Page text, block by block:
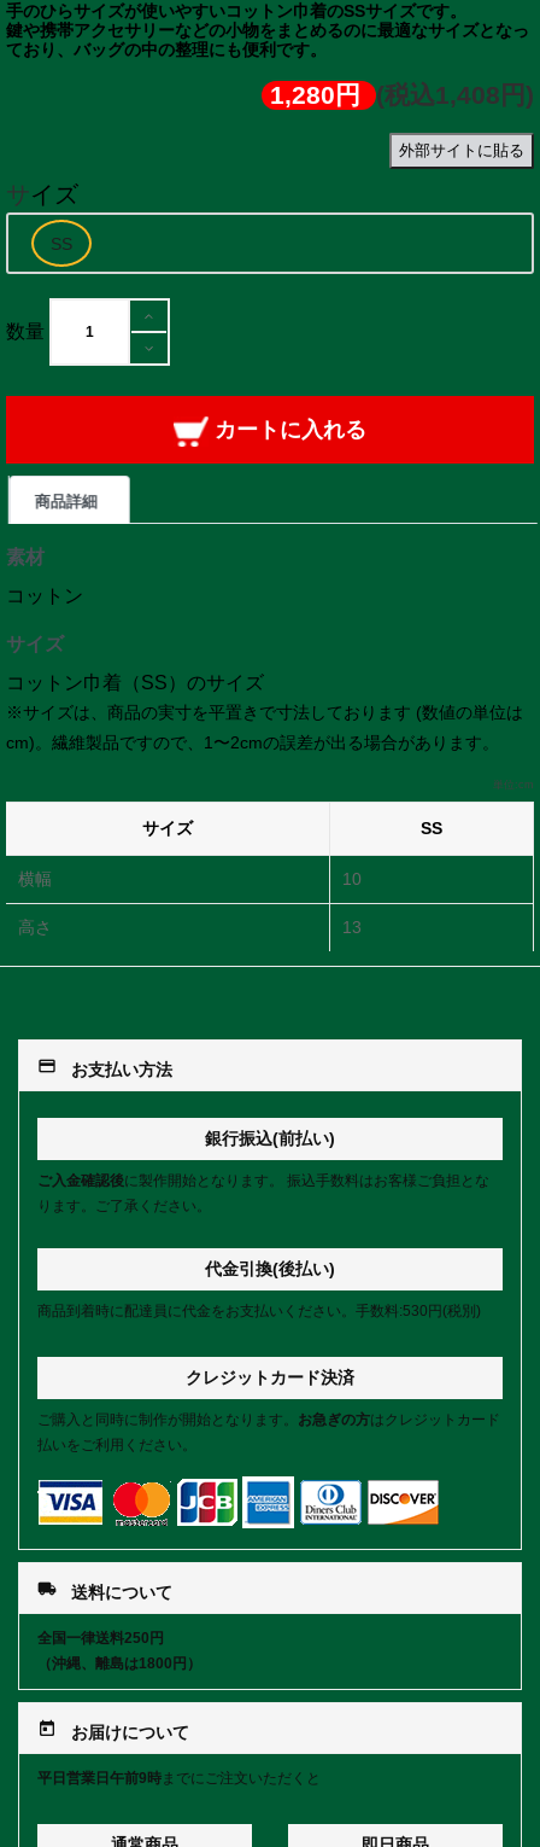
手のひらサイズが使いやすいコットン巾着のSSサイズです。
鍵や携帯アクセサリーなどの小物をまとめるのに最適なサイズとなっ
ており、バッグの中の整理にも便利です。
1,280円 (税込1,408円)
外部サイトに貼る
サイズ
数量
カートに入れる
商品詳細
素材
コットン
サイズ
コットン巾着（SS）のサイズ
※サイズは、商品の実寸を平置きで寸法しております (数値の単位は
cm)。繊維製品ですので、1〜2cmの誤差が出る場合があります。
単位:cm
サイズ SS
横幅 10
高さ 13
payment お支払い方法
銀行振込(前払い)
ご入金確認後に製作開始となります。 振込手数料はお客様ご負担とな
ります。ご了承ください。
代金引換(後払い)
商品到着時に配達員に代金をお支払いください。手数料:530円(税別)
クレジットカード決済
ご購入と同時に制作が開始となります。 お急ぎの方はクレジットカード
払いをご利用ください。
local_shipping 送料について
全国一律送料250円
（沖縄、離島は1800円）
today お届けについて
平日営業日午前9時までにご注文いただくと